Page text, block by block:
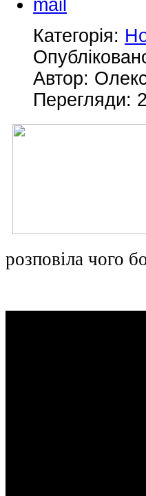
Категорія:
Автор:
Перегляди:
розповіла чого